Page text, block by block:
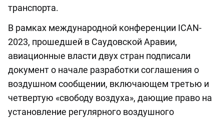
транспорта.
В рамках международной конференции ICAN-
2023, прошедшей в Саудовской Аравии,
авиационные власти двух стран подписали
документ о начале разработки соглашения о
воздушном сообщении, включающем третью и
четвертую «свободу воздуха», дающие право на
установление регулярного воздушного